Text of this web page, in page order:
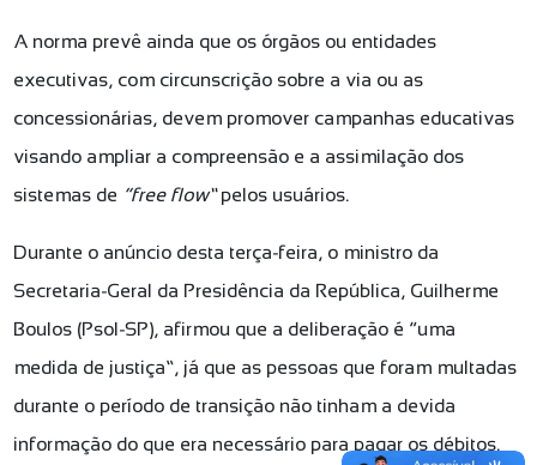
A norma prevê ainda que os órgãos ou entidades
executivas, com circunscrição sobre a via ou as
concessionárias, devem promover campanhas educativas
visando ampliar a compreensão e a assimilação dos
sistemas de “free flow” pelos usuários.
Durante o anúncio desta terça-feira, o ministro da
Secretaria-Geral da Presidência da República, Guilherme
Boulos (Psol-SP), afirmou que a deliberação é “uma
medida de justiça”, já que as pessoas que foram multadas
durante o período de transição não tinham a devida
informação do que era necessário para pagar os débitos.